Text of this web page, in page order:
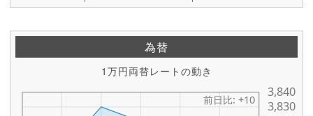
為替
1万円両替レートの動き